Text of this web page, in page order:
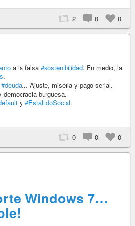
2 0 0
a la falsa #sostenibilidad. En medio, la
.
#deuda... Ajuste, miseria y pago serial.
democracia burguesa.
y #EstallidoSocial.
0 0 0
Windows 7…